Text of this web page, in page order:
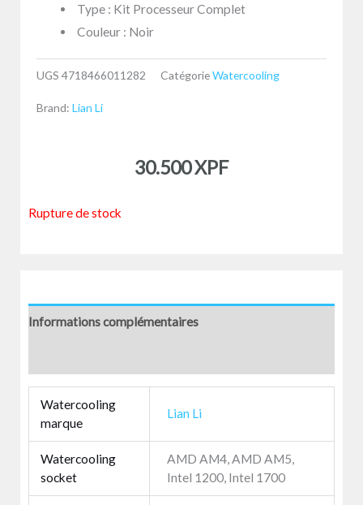
Type: Kit Processeur Complet
Couleur: Noir
UGS 4718466011282 CatégorieWatercooling
Brand: Lian Li
30.500XPF
Rupture de stock
Informations complémentaires
Watercooling
marque
Lian Li
Watercooling
socket
AMD AM4, AMD AM5,
Intel 1200, Intel 1700